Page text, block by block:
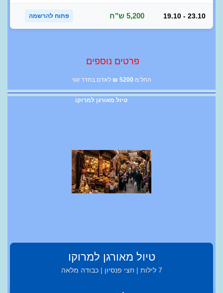
19.10 - 23.10 5,200 ש"ח פתוח להרשמה
פרטים נוספים
החל מ 5200
₪ לאדם בחדר זוגי
טיול מאורגן למרוקו
טיול מאורגן למרוקו
7 לילות | חצי פנסיון | כבודה מלאה